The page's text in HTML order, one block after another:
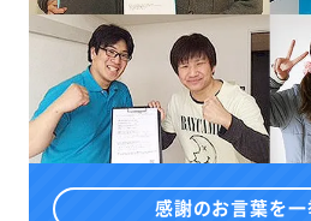
感謝のお言葉を